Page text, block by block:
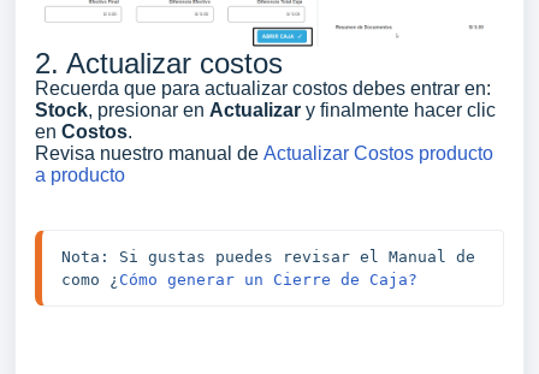
2. Actualizar costos
Recuerda que para actualizar costos debes entrar en:
Stock, presionar en Actualizar y finalmente hacer clic
en Costos.
Revisa nuestro manual de Actualizar Costos producto
a producto
Nota: Si gustas puedes revisar el Manual de
como ¿ Cómo generar un Cierre de Caja?